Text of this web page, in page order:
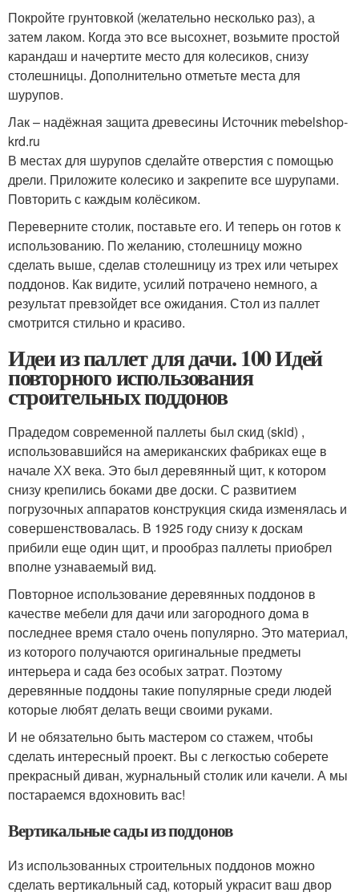
Покройте грунтовкой (желательно несколько раз), а
затем лаком. Когда это все высохнет, возьмите простой
карандаш и начертите место для колесиков, снизу
столешницы. Дополнительно отметьте места для
шурупов.
Лак – надёжная защита древесины Источник mebelshop-
krd.ru
В местах для шурупов сделайте отверстия с помощью
дрели. Приложите колесико и закрепите все шурупами.
Повторить с каждым колёсиком.
Переверните столик, поставьте его. И теперь он готов к
использованию. По желанию, столешницу можно
сделать выше, сделав столешницу из трех или четырех
поддонов. Как видите, усилий потрачено немного, а
результат превзойдет все ожидания. Стол из паллет
смотрится стильно и красиво.
Идеи из паллет для дачи. 100 Идей
повторного использования
строительных поддонов
Прадедом современной паллеты был скид (skid) ,
использовавшийся на американских фабриках еще в
начале ХХ века. Это был деревянный щит, к котором
снизу крепились боками две доски. С развитием
погрузочных аппаратов конструкция скида изменялась и
совершенствовалась. В 1925 году снизу к доскам
прибили еще один щит, и прообраз паллеты приобрел
вполне узнаваемый вид.
Повторное использование деревянных поддонов в
качестве мебели для дачи или загородного дома в
последнее время стало очень популярно. Это материал,
из которого получаются оригинальные предметы
интерьера и сада без особых затрат. Поэтому
деревянные поддоны такие популярные среди людей
которые любят делать вещи своими руками.
И не обязательно быть мастером со стажем, чтобы
сделать интересный проект. Вы с легкостью соберете
прекрасный диван, журнальный столик или качели. А мы
постараемся вдохновить вас!
Вертикальные сады из поддонов
Из использованных строительных поддонов можно
сделать вертикальный сад, который украсит ваш двор